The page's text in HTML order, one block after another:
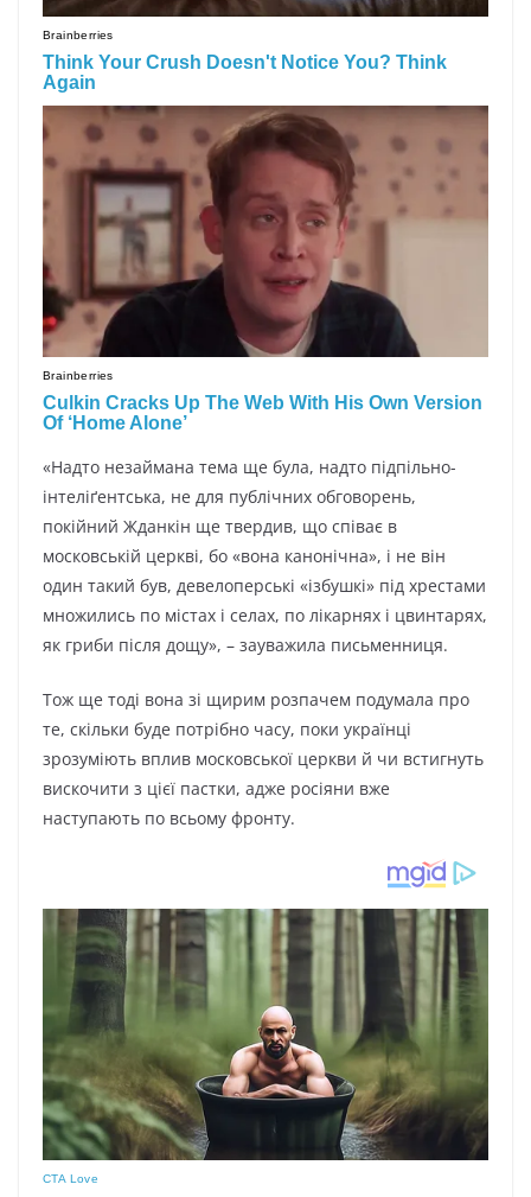
«Надто незаймана тема ще була, надто підпільно-
інтеліґентська, не для публічних обговорень,
покійний Жданкін ще твердив, що співає в
московській церкві, бо «вона канонічна», і не він
один такий був, девелоперські «ізбушкі» під хрестами
множились по містах і селах, по лікарнях і цвинтарях,
як гриби після дощу», – зауважила письменниця.
Тож ще тоді вона зі щирим розпачем подумала про
те, скільки буде потрібно часу, поки українці
зрозуміють вплив московської церкви й чи встигнуть
вискочити з цієї пастки, адже росіяни вже
наступають по всьому фронту.